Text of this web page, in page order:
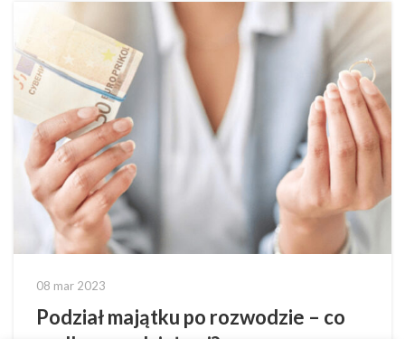
08 mar 2023
Podział majątku po rozwodzie – co